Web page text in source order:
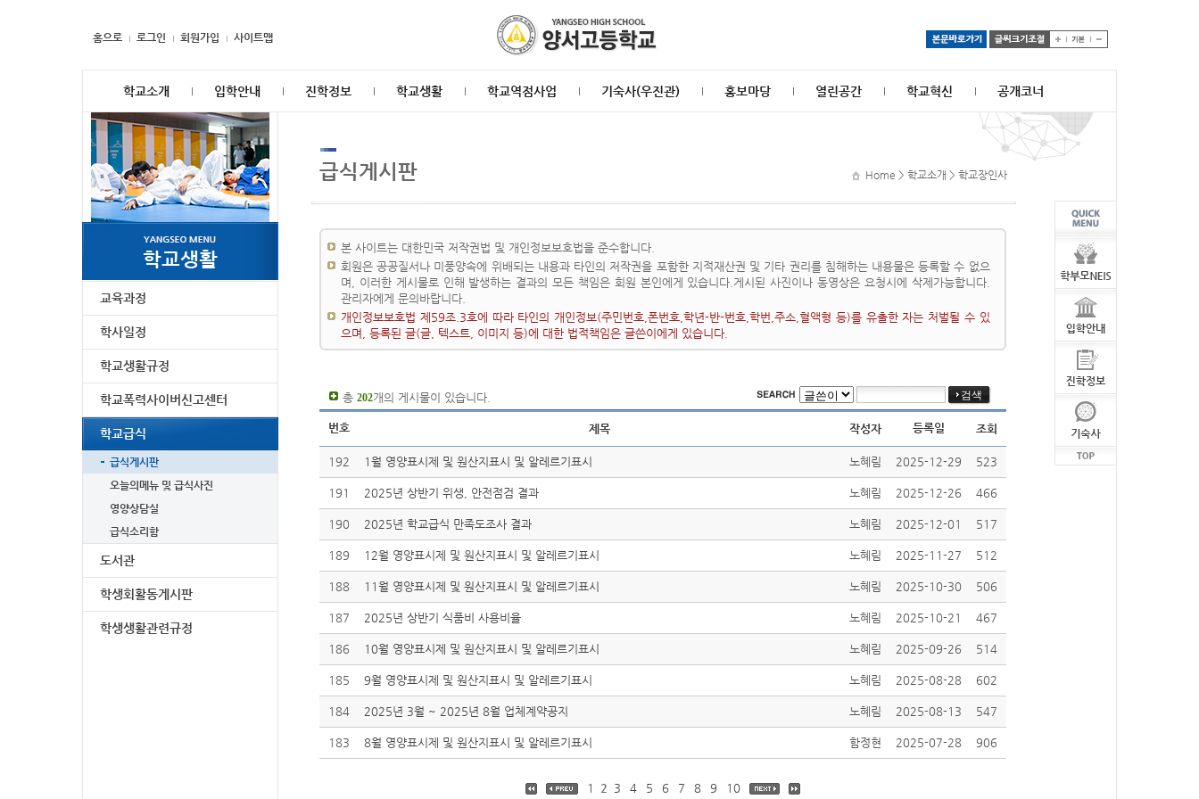
홈으로 로그인 회원가입 사이트맵
학교소개 입학안내 진학정보 학교생활 학교역점사업 기숙사(우진관) 홍보마당 열린공간 학교혁신 공개코너
학교생활
교육과정
학사일정
학교생활규정
학교폭력사이버신고센터
학교급식
급식게시판
오늘의메뉴 및 급식사진
영양상담실
급식소리함
도서관
학생회활동게시판
학생생활관련규정
급식게시판 Home > 학교소개 > 학교장인사
본 사이트는 대한민국 저작권법 및 개인정보보호법을 준수합니다.
회원은 공공질서나 미풍양속에 위배되는 내용과 타인의 저작권을 포함한 지적재산권 및 기타 권리를 침해하는 내용물은 등록할 수 없으
며, 이러한 게시물로 인해 발생하는 결과의 모든 책임은 회원 본인에게 있습니다.게시된 사진이나 동영상은 요청시에 삭제가능합니다.
관리자에게 문의바랍니다.
개인정보보호법 제59조.3호에 따라 타인의 개인정보(주민번호,폰번호,학년-반-번호,학번,주소,혈액형 등)를 유출한 자는 처벌될 수 있
으며, 등록된 글(글, 텍스트, 이미지 등)에 대한 법적책임은 글쓴이에게 있습니다.
총 202개의 게시물이 있습니다.
번호 제목 작성자 등록일 조회
192 1월 영양표시제 및 원산지표시 및 알레르기표시 노혜림 2025-12-29 523
191 2025년 상반기 위생, 안전점검 결과 노혜림 2025-12-26 466
190 2025년 학교급식 만족도조사 결과 노혜림 2025-12-01 517
189 12월 영양표시제 및 원산지표시 및 알레르기표시 노혜림 2025-11-27 512
188 11월 영양표시제 및 원산지표시 및 알레르기표시 노혜림 2025-10-30 506
187 2025년 상반기 식품비 사용비율 노혜림 2025-10-21 467
186 10월 영양표시제 및 원산지표시 및 알레르기표시 노혜림 2025-09-26 514
185 9월 영양표시제 및 원산지표시 및 알레르기표시 노혜림 2025-08-28 602
184 2025년 3월 ~ 2025년 8월 업체계약공지 노혜림 2025-08-13 547
183 8월 영양표시제 및 원산지표시 및 알레르기표시 함정현 2025-07-28 906
1 2 3 4 5 6 7 8 9 10